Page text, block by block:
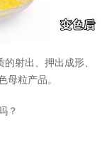
射出、押出成形、
母粒产品。
？